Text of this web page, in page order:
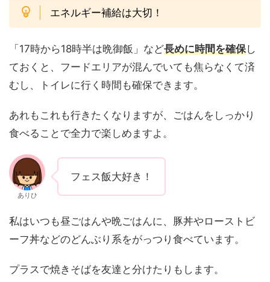
エネルギー補給は大切！
「17時から18時半は晩御飯」など長めに時間を確保し
ておくと、フードエリアが混んでいても焦らなくて済
むし、トイレに行く時間も確保できます。
あれもこれも行きたくなりますが、ごはんをしっかり
食べることで全力で楽しめますよ。
ありひ
フェス飯大好き！
私はいつも昼ごはんや晩ごはんに、豚丼やローストビ
ーフ丼などのどんぶり系をがっつり食べています。
プラスで焼きそばを友達と分けたりもします。